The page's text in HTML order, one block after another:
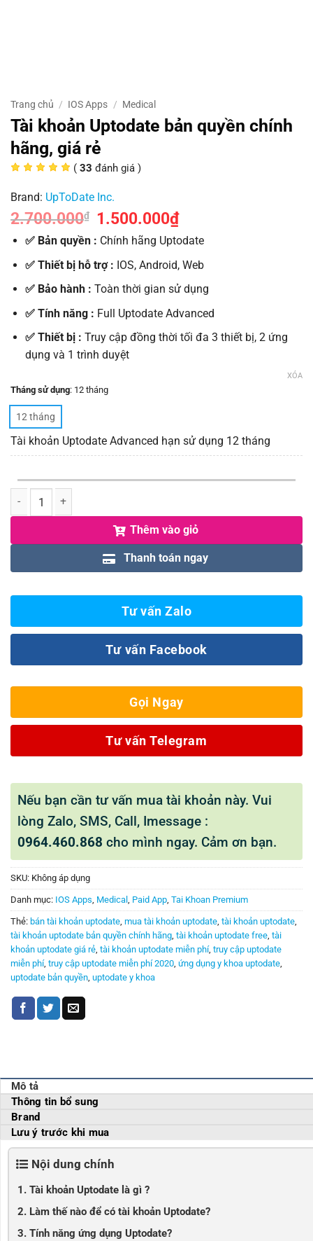
Trang chủ / IOS Apps / Medical
Tài khoản Uptodate bản quyền chính
hãng, giá rẻ
( 33 đánh giá )
Brand: UpToDate Inc.
2.700.000₫ 1.500.000₫
✅ Bản quyền : Chính hãng Uptodate
✅ Thiết bị hỗ trợ : IOS, Android, Web
✅ Bảo hành : Toàn thời gian sử dụng
✅ Tính năng : Full Uptodate Advanced
✅ Thiết bị : Truy cập đồng thời tối đa 3 thiết bị, 2 ứng
dụng và 1 trình duyệt
Tháng sử dụng: 12 tháng
12 tháng
XÓA
Tài khoản Uptodate Advanced hạn sử dụng 12 tháng
Thêm vào giỏ
Thanh toán ngay
Tư vấn Zalo
Tư vấn Facebook
Gọi Ngay
Tư vấn Telegram
Nếu bạn cần tư vấn mua tài khoản này. Vui
lòng Zalo, SMS, Call, Imessage :
0964.460.868 cho mình ngay. Cảm ơn bạn.
SKU: Không áp dụng
Danh mục: IOS Apps Medical Paid App Tai Khoan Premium
Thẻ: bán tài khoản uptodate mua tài khoản uptodate tài khoản uptodate
tài khoản uptodate bản quyền chính hãng tài khoản uptodate free tài
khoản uptodate giá rẻ tài khoản uptodate miễn phí, truy cập uptodate
miễn phí, truy cập uptodate miễn phí 2020 ứng dụng y khoa uptodate
uptodate bản quyền uptodate y khoa
Mô tả
Thông tin bổ sung
Brand
Lưu ý trước khi mua
Nội dung chính
1. Tài khoản Uptodate là gì ?
2. Làm thế nào để có tài khoản Uptodate?
3. Tính năng ứng dụng Uptodate?